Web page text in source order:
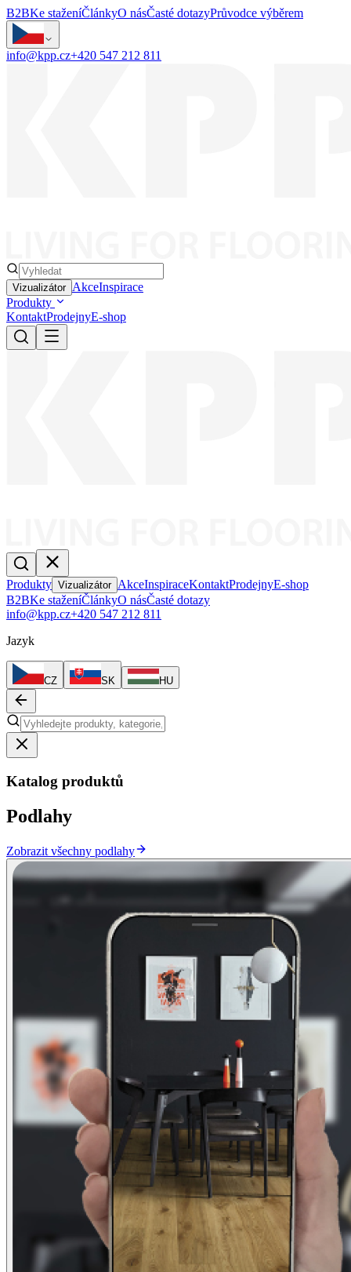
B2BKe staženíČlánkyO násČasté dotazyPrůvodce výběrem
info@kpp.cz+420 547 212 811
Vizualizátor AkceInspirace
Produkty
KontaktProdejnyE-shop
Produkty Vizualizátor AkceInspiraceKontaktProdejnyE-shop
B2BKe staženíČlánkyO násČasté dotazy
info@kpp.cz+420 547 212 811
Jazyk
CZ SK HU
Katalog produktů
Podlahy
Zobrazit všechny podlahy